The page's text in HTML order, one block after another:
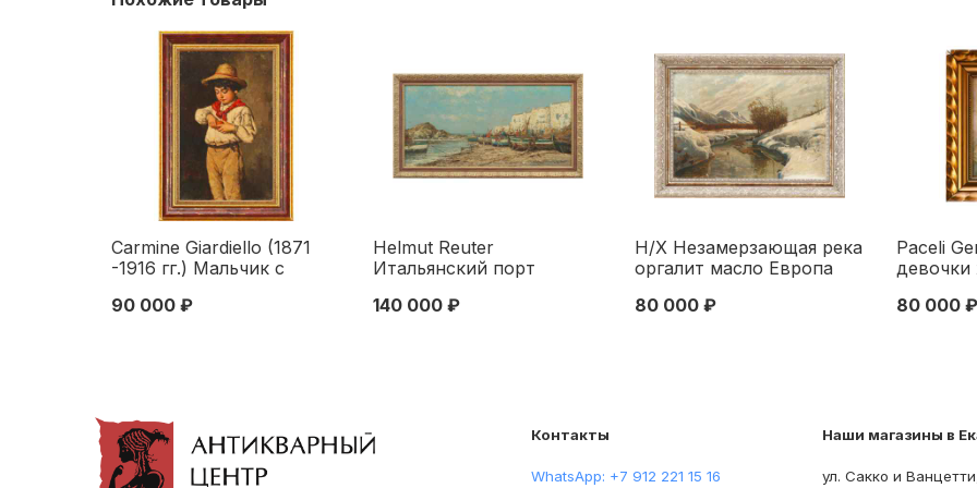
Carmine Giardiello (1871
-1916 гг.) Мальчик с
нач. ХХ в. 40x25 см.
90 000 ₽
Helmut Reuter
Итальянский порт
1930-е гг. 39x80 см.
140 000 ₽
Н/Х Незамерзающая река
оргалит масло Европа
Европа сер. ХХ в.
80 000 ₽
Paceli
девочки
Первая
80 000 ₽
Контакты
WhatsApp: +7 912 221 15 16
Наши магазины в
ул. Сакко и